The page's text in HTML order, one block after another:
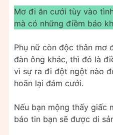
Mơ đi ăn cưới tùy vào
mà có những điềm báo
Phụ nữ còn độc thân mơ
đàn ông khác, thì đó là
vì sự ra đi đột ngột nào
hoãn lại đám cưới.
Nếu bạn mộng thấy giấc
báo tin bạn sẽ được di